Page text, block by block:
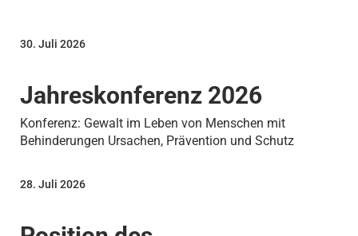
Jahreskonferenz 2026
30. Juli 2026
Konferenz: Gewalt im Leben von Menschen mit
Behinderungen Ursachen, Prävention und Schutz
28. Juli 2026